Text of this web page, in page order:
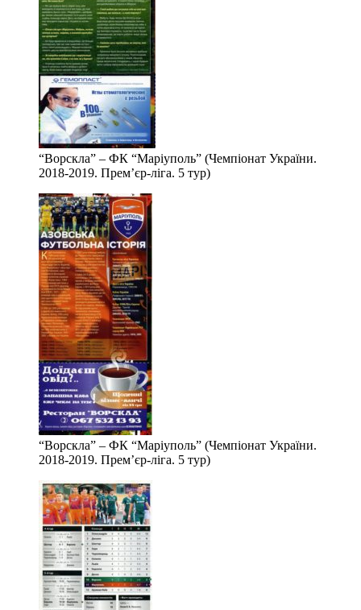
“Ворскла” – ФК “Маріуполь” (Чемпіонат України.
2018-2019. Прем’єр-ліга. 5 тур)
“Ворскла” – ФК “Маріуполь” (Чемпіонат України.
2018-2019. Прем’єр-ліга. 5 тур)